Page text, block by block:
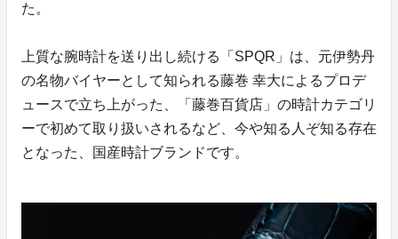
た。
上質な腕時計を送り出し続ける「SPQR」は、元伊勢丹
の名物バイヤーとして知られる藤巻 幸大によるプロデ
ュースで立ち上がった、「藤巻百貨店」の時計カテゴリ
ーで初めて取り扱いされるなど、今や知る人ぞ知る存在
となった、国産時計ブランドです。